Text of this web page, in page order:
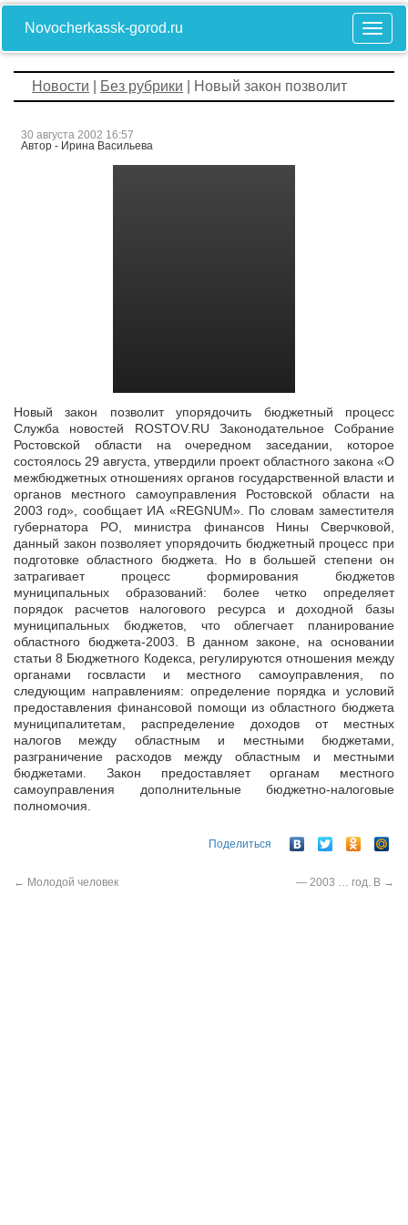
Novocherkassk-gorod.ru
Новости Без рубрики | Новый закон позволит
30 августа 2002 16:57
Автор - Ирина Васильева
Новый закон позволит упорядочить бюджетный процесс
Служба новостей ROSTOV.RU Законодательное Собрание
Ростовской области на очередном заседании, которое
состоялось 29 августа, утвердили проектобластного закона «О
межбюджетных отношениях органов государственной власти и
органов местного самоуправления Ростовской области на
2003 год», сообщает ИА «REGNUM». По словам заместителя
губернатора РО, министра финансов Нины Сверчковой,
данный закон позволяет упорядочить бюджетный процесс при
подготовке областного бюджета. Но в большей степени он
затрагивает процесс формирования бюджетов
муниципальных образований: более четко определяет
порядок расчетов налогового ресурса и доходной базы
муниципальных бюджетов, что облегчает планирование
областного бюджета-2003. В данном законе, на основании
статьи 8 Бюджетного Кодекса, регулируются отношения между
органами госвласти и местного самоуправления, по
следующим направлениям: определение порядка и условий
предоставления финансовой помощи из областного бюджета
муниципалитетам, распределение доходов от местных
налогов между областным и местными бюджетами,
разграничение расходов между областным и местными
бюджетами. Закон предоставляет органам местного
самоуправления дополнительные бюджетно-налоговые
полномочия.
Поделиться
← Молодой человек — 2003 … год. В →